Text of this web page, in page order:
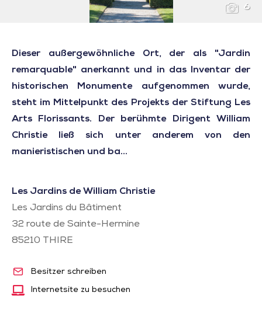
6
Dieser außergewöhnliche Ort, der als "Jardin
remarquable" anerkannt und in das Inventar der
historischen Monumente aufgenommen wurde,
steht im Mittelpunkt des Projekts der Stiftung Les
Arts Florissants. Der berühmte Dirigent William
Christie ließ sich unter anderem von den
manieristischen und ba...
Les Jardins de William Christie
Les Jardins du Bâtiment
32 route de Sainte-Hermine
85210 THIRE
Besitzer schreiben
Internetsite zu besuchen